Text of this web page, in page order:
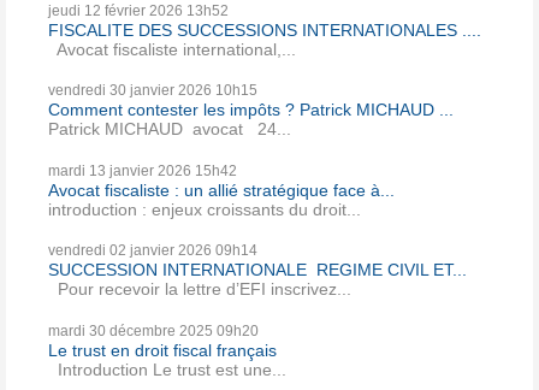
jeudi 12 février 2026 13h52
FISCALITE DES SUCCESSIONS INTERNATIONALES ....
Avocat fiscaliste international,...
vendredi 30 janvier 2026 10h15
Comment contester les impôts ? Patrick MICHAUD ...
Patrick MICHAUD avocat 24...
mardi 13 janvier 2026 15h42
Avocat fiscaliste : un allié stratégique face à...
introduction : enjeux croissants du droit...
vendredi 02 janvier 2026 09h14
SUCCESSION INTERNATIONALE REGIME CIVIL ET...
Pour recevoir la lettre d’EFI inscrivez...
mardi 30 décembre 2025 09h20
Le trust en droit fiscal français
Introduction Le trust est une...